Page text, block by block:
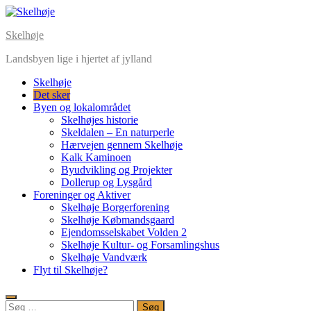
Skip
content
Skelhøje
Landsbyen lige i hjertet af jylland
Skelhøje
Det sker
Byen og lokalområdet
Skelhøjes historie
Skeldalen – En naturperle
Hærvejen gennem Skelhøje
Kalk Kaminoen
Byudvikling og Projekter
Dollerup og Lysgård
Foreninger og Aktiver
Skelhøje Borgerforening
Skelhøje Købmandsgaard
Ejendomsselskabet Volden 2
Skelhøje Kultur- og Forsamlingshus
Skelhøje Vandværk
Flyt til Skelhøje?
Søg